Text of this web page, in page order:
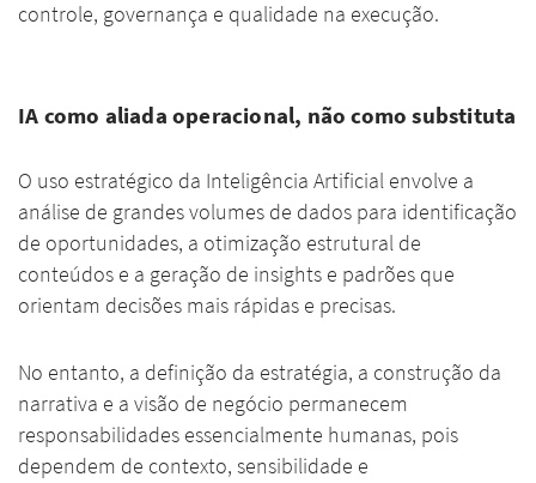
controle, governança e qualidade na execução.
IA como aliada operacional, não como substituta
O uso estratégico da Inteligência Artificial envolve a
análise de grandes volumes de dados para identificação
de oportunidades, a otimização estrutural de
conteúdos e a geração de insights e padrões que
orientam decisões mais rápidas e precisas.
No entanto, a definição da estratégia, a construção da
narrativa e a visão de negócio permanecem
responsabilidades essencialmente humanas, pois
dependem de contexto, sensibilidade e